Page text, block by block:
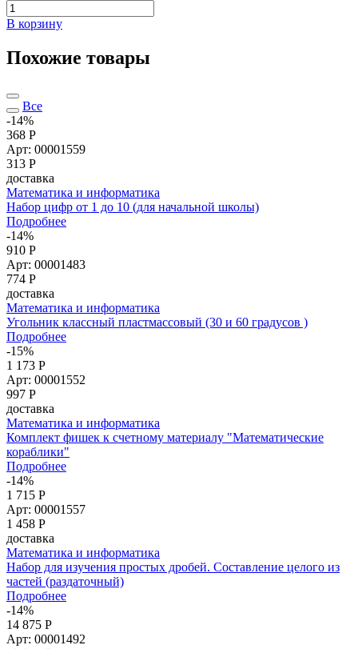
В корзину
Похожие товары
Все
-14%
368 Р
Арт: 00001559
313 Р
доставка
Математика и информатика
Набор цифр от 1 до 10 (для начальной школы)
Подробнее
-14%
910 Р
Арт: 00001483
774 Р
доставка
Математика и информатика
Угольник классный пластмассовый (30 и 60 градусов )
Подробнее
-15%
1 173 Р
Арт: 00001552
997 Р
доставка
Математика и информатика
Комплект фишек к счетному материалу "Математические
кораблики"
Подробнее
-14%
1 715 Р
Арт: 00001557
1 458 Р
доставка
Математика и информатика
Набор для изучения простых дробей. Составление целого из
частей (раздаточный)
Подробнее
-14%
14 875 Р
Арт: 00001492